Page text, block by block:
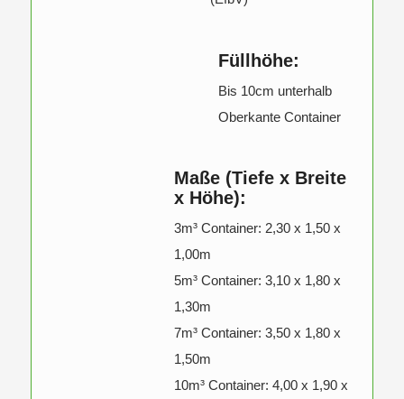
Füllhöhe:
Bis 10cm unterhalb
Oberkante Container
Maße (Tiefe x Breite
x Höhe):
3m³ Container: 2,30 x 1,50 x
1,00m
5m³ Container: 3,10 x 1,80 x
1,30m
7m³ Container: 3,50 x 1,80 x
1,50m
10m³ Container: 4,00 x 1,90 x